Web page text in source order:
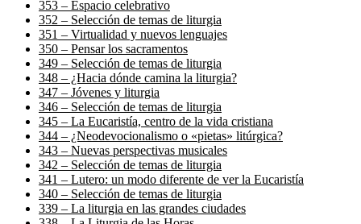
353 – Espacio celebrativo
352 – Selección de temas de liturgia
351 – Virtualidad y nuevos lenguajes
350 – Pensar los sacramentos
349 – Selección de temas de liturgia
348 – ¿Hacia dónde camina la liturgia?
347 – Jóvenes y liturgia
346 – Selección de temas de liturgia
345 – La Eucaristía, centro de la vida cristiana
344 – ¿Neodevocionalismo o «pietas» litúrgica?
343 – Nuevas perspectivas musicales
342 – Selección de temas de liturgia
341 – Lutero: un modo diferente de ver la Eucaristía
340 – Selección de temas de liturgia
339 – La liturgia en las grandes ciudades